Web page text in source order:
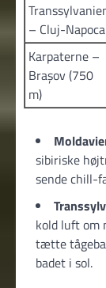
– Cluj-Napoca
Karpaterne –
Brașov (750
m)
sibiriske
sende chill-
kold luft om
tætte
badet i sol.